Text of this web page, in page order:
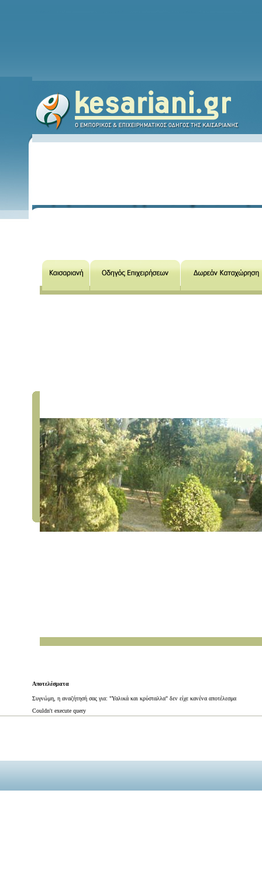
Αποτελέσματα
Συγνώμη, η αναζήτησή σας για: "Υαλικά και κρύσταλλα" δεν είχε κανένα αποτέλεσμα
Couldn't execute query